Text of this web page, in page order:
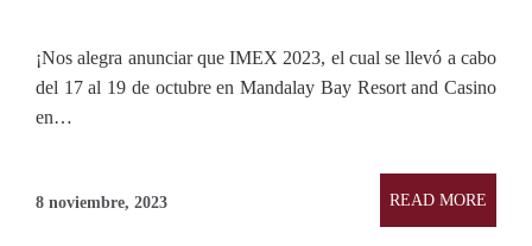
¡Nos alegra anunciar que IMEX 2023, el cual se llevó a cabo
del 17 al 19 de octubre en Mandalay Bay Resort and Casino
en…
8 noviembre, 2023 READ MORE